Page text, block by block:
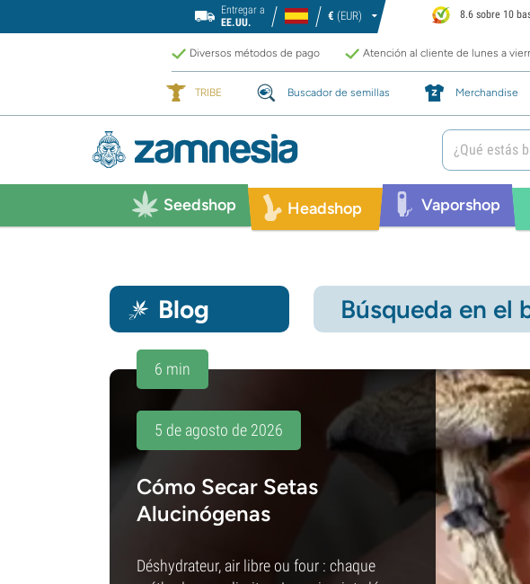
Entregar a
EE.UU.
€ (EUR) 8.6 sobre 10
Diversos métodos de pago Atención al cliente de lunes a
TRIBE Buscador de semillas Merchandise
Seedshop Headshop Vaporshop
Blog Búsqueda en el
6 min
5 de agosto de 2026
Cómo Secar Setas
Alucinógenas
Déshydrateur, air libre ou four : chaque